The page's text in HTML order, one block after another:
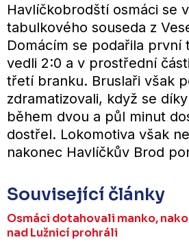
Havlíčkobrodští osmáci se
tabulkového souseda z
Domácím se podařila první
vedli 2:0 a v prostřední
třetí branku. Bruslaři však
zdramatizovali, když se
během dvou a půl minut
dostřel. Lokomotiva však
nakonec Havlíčkův Brod
Související články
Osmáci dotahovali manko,
nad Lužnicí prohráli